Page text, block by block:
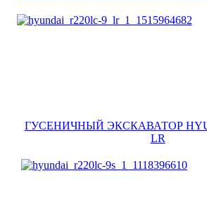
ГУСЕНИЧНЫЙ ЭКСКАВАТОР
LR